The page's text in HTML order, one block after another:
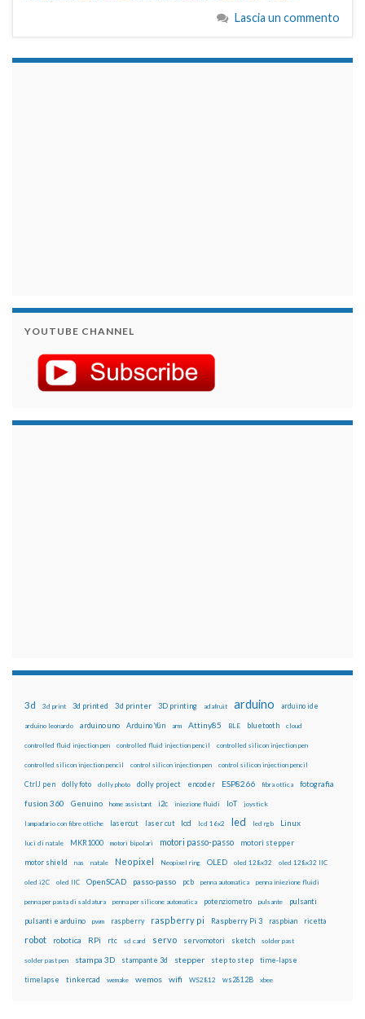
Lascia un commento
YOUTUBE CHANNEL
3d 3d print 3d printed 3d printer 3D printing adafruit arduino arduino ide
arduino leonardo arduino uno Arduino Yún arm Attiny85 BLE bluetooth cloud
controlled fluid injection pen controlled fluid injection pencil controlled silicon injection pen
controlled silicon injection pencil control silicon injection pen control silicon injection pencil
CtrlJ pen dolly foto dolly photo dolly project encoder ESP8266 fibra ottica fotografia
fusion 360 Genuino home assistant i2c iniezione fluidi IoT joystick
lampadario con fibre ottiche lasercut laser cut lcd lcd 16x2 led led rgb Linux
luci di natale MKR1000 motori bipolari motori passo-passo motori stepper
motor shield nas natale Neopixel Neopixel ring OLED oled 128x32 oled 128x32 IIC
oled i2C oled IIC OpenSCAD passo-passo pcb penna automatica penna iniezione fluidi
penna per pasta di saldatura penna per silicone automatica potenziometro pulsante pulsanti
pulsanti e arduino pwm raspberry raspberry pi Raspberry Pi 3 raspbian ricetta
robot robotica RPi rtc sd card servo servomotori sketch solder past
solder past pen stampa 3D stampante 3d stepper step to step time-lapse
timelapse tinkercad wemake wemos wifi WS2812 ws2812B xbee